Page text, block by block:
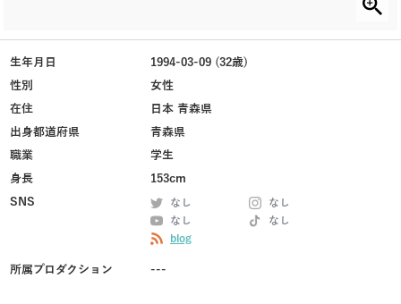
生年月日
1994-03-09 (32歳)
性別
女性
在住
日本 青森県
出身都道府県
青森県
職業
学生
身長
153cm
SNS
なし
なし
なし
なし
blog
所属プロダクション ---